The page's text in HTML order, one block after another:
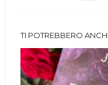
TI POTREBBERO